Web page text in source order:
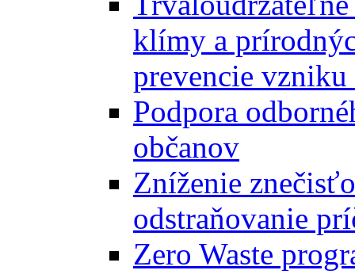
klímy a
prevencie vzniku
Podpora
občanov
Zníženie
odstraňovanie
Zero Waste